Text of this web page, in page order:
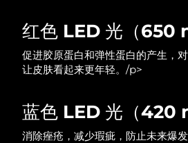
红色 LED 光（650
促进胶原蛋白和弹性蛋白的产生，
让皮肤看起来更年轻。/p>
蓝色 LED 光（420
消除痤疮，减少瑕疵，防止未来爆发
马来西亚
马耳他
摩纳哥